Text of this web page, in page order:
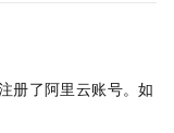
册了阿里云账号。如